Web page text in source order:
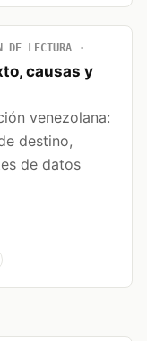
DE LECTURA
causas y
venezolana:
destino,
de datos